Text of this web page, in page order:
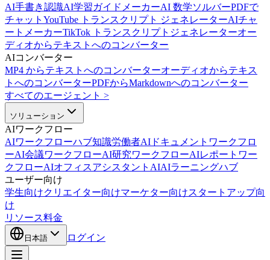
AI手書き認識AI学習ガイドメーカーAI 数学ソルバーPDFで
チャット YouTube トランスクリプト ジェネレーターAIチャ
ートメーカーTikTok トランスクリプトジェネレーターオー
ディオからテキストへのコンバーター
AIコンバーター
MP4 からテキストへのコンバーターオーディオからテキス
トへのコンバーターPDFからMarkdownへのコンバーター
すべてのエージェント >
ソリューション
AIワークフロー
AIワークフローハブ知識労働者AI ドキュメントワークフロ
ーAI会議ワークフローAI研究ワークフローAIレポートワー
クフローAIオフィスアシスタントAIAIラーニングハブ
ユーザー向け
学生向けクリエイター向けマーケター向けスタートアップ向
け
リソース料金
日本語 ログイン